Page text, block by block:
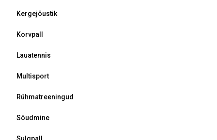
Kergejõustik
Korvpall
Lauatennis
Multisport
Rühmatreeningud
Sõudmine